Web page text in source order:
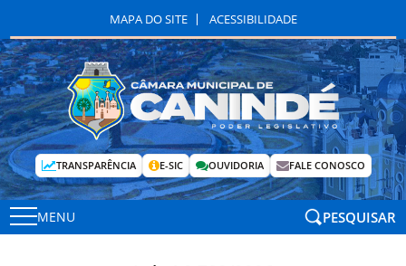
MAPA DO SITE ACESSIBILIDADE
TRANSPARÊNCIA E-SIC OUVIDORIA FALE CONOSCO
MENU PESQUISAR